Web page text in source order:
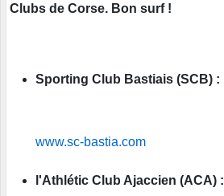
Clubs de Corse. Bon surf !
Sporting Club Bastiais (SCB) :
www.sc-bastia.com
l'Athlétic Club Ajaccien (ACA) :